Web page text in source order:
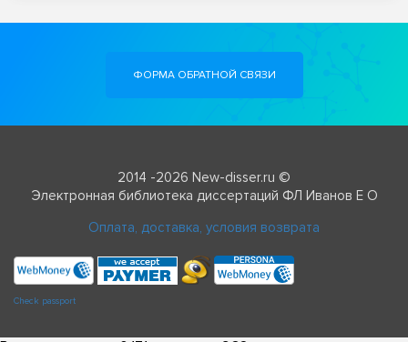
ФОРМА ОБРАТНОЙ СВЯЗИ
2014 -2026 New-disser.ru ©
Электронная библиотека диссертаций ФЛ Иванов Е О
Оплата, доставка, условия возврата
Check passport